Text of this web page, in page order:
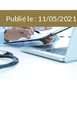
Publié le : 11/05/2021